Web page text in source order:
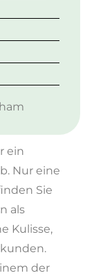
ein
Nur eine
Sie
als
Kulisse,
der